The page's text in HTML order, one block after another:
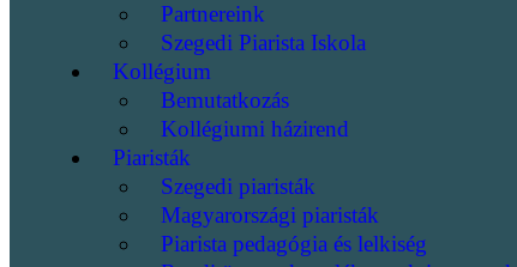
Partnereink
Szegedi Piarista Iskola
Kollégium
Bemutatkozás
Kollégiumi házirend
Piaristák
Szegedi piaristák
Magyarországi piaristák
Piarista pedagógia és lelkiség